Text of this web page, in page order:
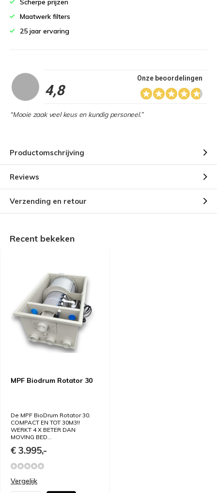
Scherpe prijzen
Maatwerk filters
25 jaar ervaring
4,8
Onze beoordelingen
“Mooie zaak veel keus en kundig personeel.”
Productomschrijving
Reviews
Verzending en retour
Recent bekeken
MPF Biodrum Rotator 30
De MPF BioDrum Rotator 30.
COMPACT EN TOT 30M3!!
WERKT 4 X BETER DAN
MOVING BED...
€ 3.995,-
Vergelijk